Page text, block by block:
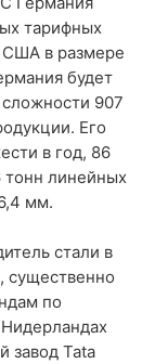
тарифных
США в размере
будет
907
Его
в год, 86
тонн линейных
мм.
стали в
существенно
по
завод Tata